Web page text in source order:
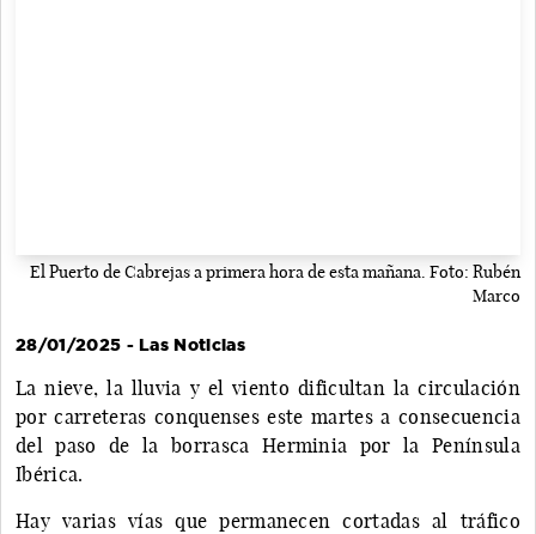
El Puerto de Cabrejas a primera hora de esta mañana. Foto: Rubén
Marco
28/01/2025 - Las Noticias
La nieve, la lluvia y el viento dificultan la circulación
por carreteras conquenses este martes a consecuencia
del paso de la borrasca Herminia por la Península
Ibérica.
Hay varias vías que permanecen cortadas al tráfico